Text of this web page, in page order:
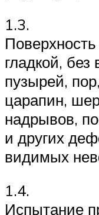
1.3.
гладкой,
пузырей, пор,
царапин,
надрывов,
и других
видимых
1.4.
Испытание